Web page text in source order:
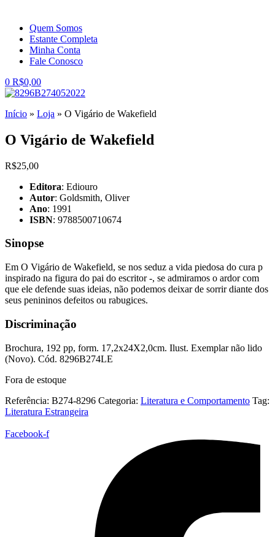
Quem Somos
Estante Completa
Minha Conta
Fale Conosco
0 R$0,00
Início » Loja » O Vigário de Wakefield
O Vigário de Wakefield
R$25,00
Editora: Ediouro
Autor: Goldsmith, Oliver
Ano: 1991
ISBN: 9788500710674
Sinopse
Em O Vigário de Wakefield, se nos seduz a vida piedosa do cura p
inspirado na figura do pai do escritor -, se admiramos o ardor com
que ele defende suas ideias, não podemos deixar de sorrir diante dos
seus penininos defeitos ou rabugices.
Discriminação
Brochura, 192 pp, form. 17,2x24X2,0cm. Ilust. Exemplar não lido
(Novo). Cód. 8296B274LE
Fora de estoque
Referência: B274-8296 Categoria: Literatura e Comportamento Tag:
Literatura Estrangeira
Facebook-f